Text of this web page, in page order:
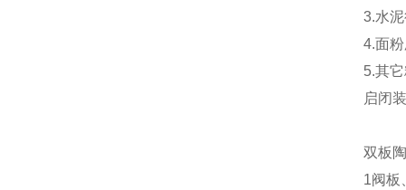
3.水
4.面
5.其
启闭
双板
1阀板